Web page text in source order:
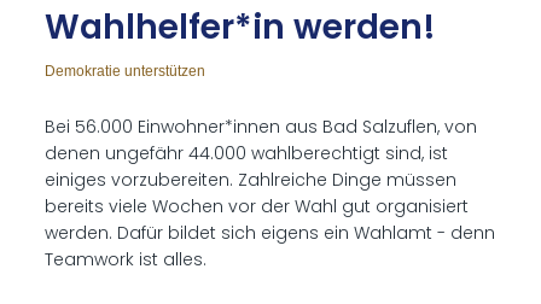
Wahl­hel­fer*in wer­den!
Demokratie unterstützen
Bei 56.000 Einwohner*innen aus Bad Salzuflen, von
denen ungefähr 44.000 wahlberechtigt sind, ist
einiges vorzubereiten. Zahlreiche Dinge müssen
bereits viele Wochen vor der Wahl gut organisiert
werden. Dafür bildet sich eigens ein Wahlamt - denn
Teamwork ist alles.